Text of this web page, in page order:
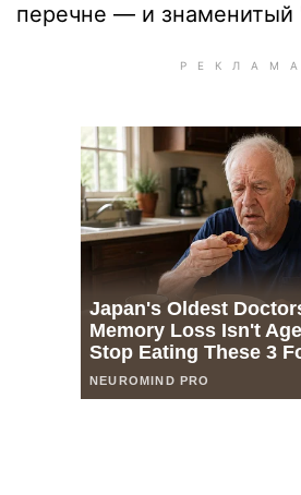
перечне — и знаменитый